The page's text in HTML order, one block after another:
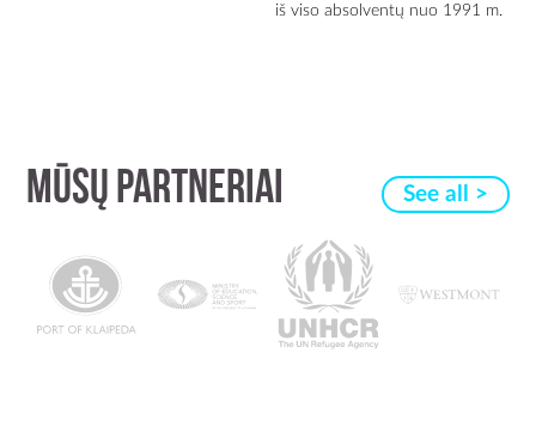
iš viso absolventų nuo 1991 m.
MŪSŲ PARTNERIAI See all >